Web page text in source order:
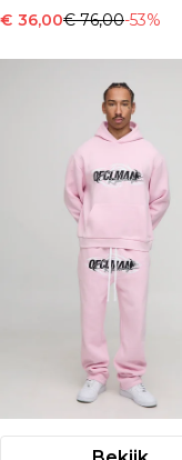
€ 36,00€ 76,00-53%